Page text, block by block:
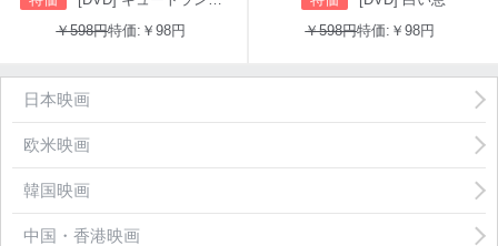
￥598円特価:￥98円
￥598円特価:￥98円
日本映画
欧米映画
韓国映画
中国・香港映画